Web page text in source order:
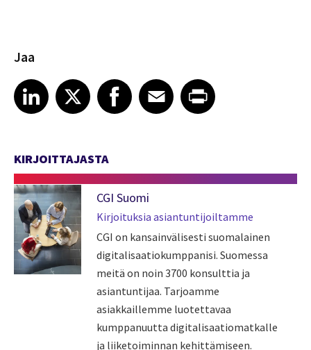
Jaa
Share article on LinkedIn
LinkedIn
Share article on XShare article on Facebook
Facebook
Share article on Email
EmailShare article on Print
KIRJOITTAJASTA
CGI Suomi
Kirjoituksia asiantuntijoiltamme
CGI on kansainvälisesti suomalainen
digitalisaatiokumppanisi. Suomessa
meitä on noin 3700 konsulttia ja
asiantuntijaa. Tarjoamme
asiakkaillemme luotettavaa
kumppanuutta digitalisaatiomatkalle
ja liiketoiminnan kehittämiseen.